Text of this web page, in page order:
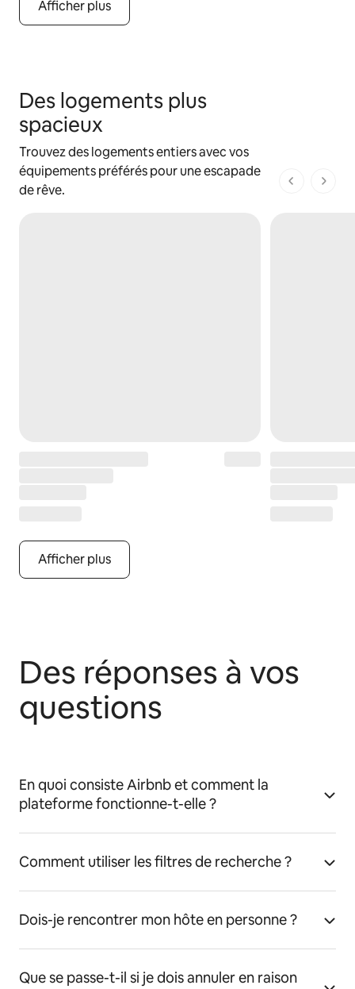
Afficher plus
Des logements plus
spacieux
Trouvez des logements entiers avec vos
équipements préférés pour une escapade
de rêve.
1 sur 1
Afficher plus
Des réponses à vos
questions
En quoi consiste Airbnb et comment la
plateforme fonctionne-t-elle ?
Comment utiliser les filtres de recherche ?
Dois-je rencontrer mon hôte en personne ?
Que se passe-t-il si je dois annuler en raison